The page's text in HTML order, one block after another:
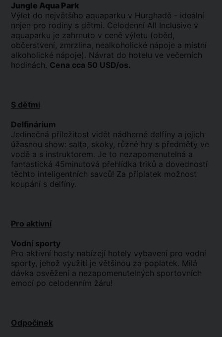
Jungle Aqua Park
Výlet do největšího aquaparku v Hurghadě - ideální
nejen pro rodiny s dětmi. Celodenní All Inclusive v
aquaparku je zahrnuto v ceně výletu (oběd,
občerstvení, zmrzlina, nealkoholické nápoje a místní
alkoholické nápoje). Návrat do hotelu ve večerních
hodinách. Cena cca 50 USD/os.
S dětmi
Delfinárium
Jedinečná příležitost vidět nádherné delfíny a jejich
úžasnou show: salta, skoky, různé hry s předměty ve
vodě a s instruktorem. Je to nezapomenutelná a
fantastická 45minutová přehlídka triků a dovedností
těchto inteligentních savců! Za příplatek možnost
koupání s delfíny.
Pro aktivní
Vodní sporty
Pro aktivní hosty nabízejí hotely vybavení pro vodní
sporty, jehož využití je většinou za poplatek. Milá
dávka osvěžení a nezapomenutelných sportovních
emocí po celodenním žáru!
Odpočinek